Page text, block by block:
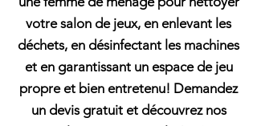
votre salon de jeux, en enlevant les
déchets, en désinfectant les machines
et en garantissant un espace de jeu
propre et bien entretenu! Demandez
un devis gratuit et découvrez nos